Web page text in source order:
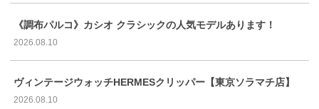
《調布パルコ》カシオ クラシックの人気モデルあります！
2026.08.10
ヴィンテージウォッチHERMESクリッパー【東京ソラマチ店】
2026.08.10